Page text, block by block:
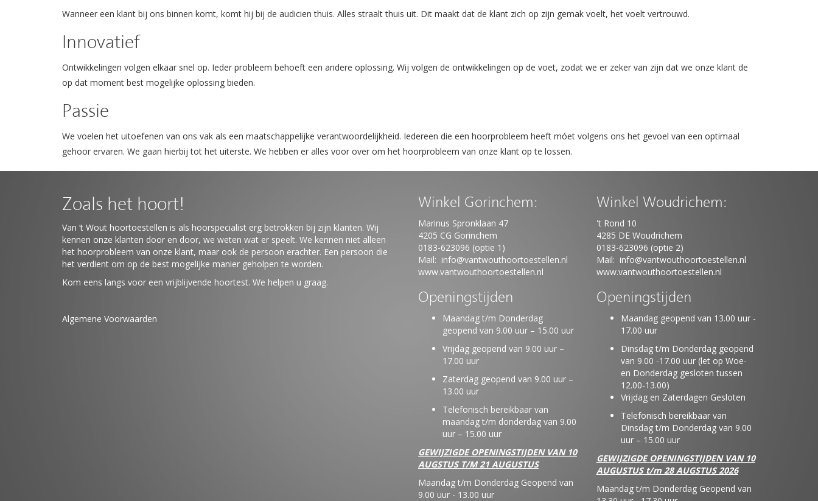
Wanneer een klant bij ons binnen komt, komt hij bij de audicien thuis. Alles straalt thuis uit. Dit maakt dat de klant zich op zijn gemak voelt, het voelt vertrouwd.
Innovatief
Ontwikkelingen volgen elkaar snel op. Ieder probleem behoeft een andere oplossing. Wij volgen de ontwikkelingen op de voet, zodat we er zeker van zijn dat we onze klant de
op dat moment best mogelijke oplossing bieden.
Passie
We voelen het uitoefenen van ons vak als een maatschappelijke verantwoordelijkheid. Iedereen die een hoorprobleem heeft móet volgens ons het gevoel van een optimaal
gehoor ervaren. We gaan hierbij tot het uiterste. We hebben er alles voor over om het hoorprobleem van onze klant op te lossen.
Zoals het hoort!
Van ‘t Wout hoortoestellen is als hoorspecialist erg betrokken bij zijn klanten. Wij
kennen onze klanten door en door, we weten wat er speelt. We kennen niet alleen
het hoorprobleem van onze klant, maar ook de persoon erachter. Een persoon die
het verdient om op de best mogelijke manier geholpen te worden.
Kom eens langs voor een vrijblijvende hoortest. We helpen u graag.
Algemene Voorwaarden
Winkel Gorinchem:
Marinus Spronklaan 47
4205 CG Gorinchem
0183-623096 (optie 1)
Mail: info@vantwouthoortoestellen.nl
www.vantwouthoortoestellen.nl
Openingstijden
Maandag t/m Donderdag
geopend van 9.00 uur – 15.00 uur
Vrijdag geopend van 9.00 uur –
17.00 uur
Zaterdag geopend van 9.00 uur –
13.00 uur
Telefonisch bereikbaar van
maandag t/m donderdag van 9.00
uur – 15.00 uur
GEWIJZIGDE OPENINGSTIJDEN VAN 10
AUGSTUS T/M 21 AUGUSTUS
Maandag t/m Donderdag Geopend van
9.00 uur - 13.00 uur
Winkel Woudrichem:
't Rond 10
4285 DE Woudrichem
0183-623096 (optie 2)
Mail: info@vantwouthoortoestellen.nl
www.vantwouthoortoestellen.nl
Openingstijden
Maandag geopend van 13.00 uur -
17.00 uur
Dinsdag t/m Donderdag geopend
van 9.00 -17.00 uur (let op Woe-
en Donderdag gesloten tussen
12.00-13.00)
Vrijdag en Zaterdagen Gesloten
Telefonisch bereikbaar van
Dinsdag t/m Donderdag van 9.00
uur – 15.00 uur
GEWIJZIGDE OPENINGSTIJDEN VAN 10
AUGUSTUS t/m 28 AUGSTUS 2026
Maandag t/m Donderdag Geopend van